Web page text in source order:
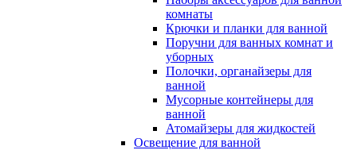
комнаты
Крючки и планки для ванной
Поручни для ванных комнат и
уборных
Полочки, органайзеры для
ванной
Мусорные контейнеры для
ванной
Атомайзеры для жидкостей
Освещение для ванной